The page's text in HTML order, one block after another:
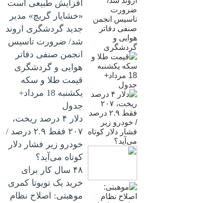
افزایش طبیعی است
«خشایار گریچ» مدیر
جدید گردشگری اروند
شد/ ضرورت تاسیس
انجمن صنفی دفاتر
هوایی و گردشگری
قیمت طلا و سکه
یکشنبه 18 مرداد+
جدول
دلار ۴ درصد ریخت،
۲۰۷ فقط ۲.۹ درصد /
خودرو زیر فشار دلار
کوتاه می‌آید؟
۴۸ سال کار برای
خرید یک تویوتا کمری
موهبتی: اصلاح نظام